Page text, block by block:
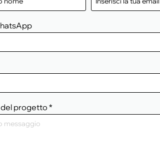
progetto *